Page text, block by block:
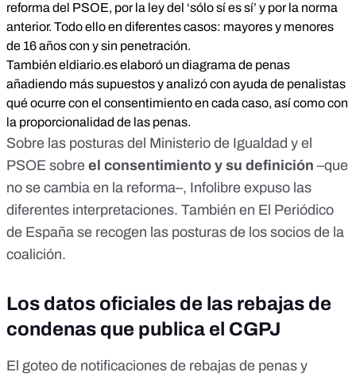
reforma del PSOE, por la ley del ‘sólo sí es sí’ y por la norma
anterior. Todo ello en diferentes casos: mayores y menores
de 16 años con y sin penetración.
También eldiario.es elaboró un diagrama de penas
añadiendo más supuestos y analizó con ayuda de penalistas
qué ocurre con el consentimiento en cada caso, así como con
la proporcionalidad de las penas.
Sobre las posturas del Ministerio de Igualdad y el
PSOE sobre el consentimiento y su definición –que
no se cambia en la reforma–, Infolibre expuso las
diferentes interpretaciones. También en El Periódico
de España se recogen las posturas de los socios de la
coalición.
Los datos oficiales de las rebajas de
condenas que publica el CGPJ
El goteo de notificaciones de rebajas de penas y